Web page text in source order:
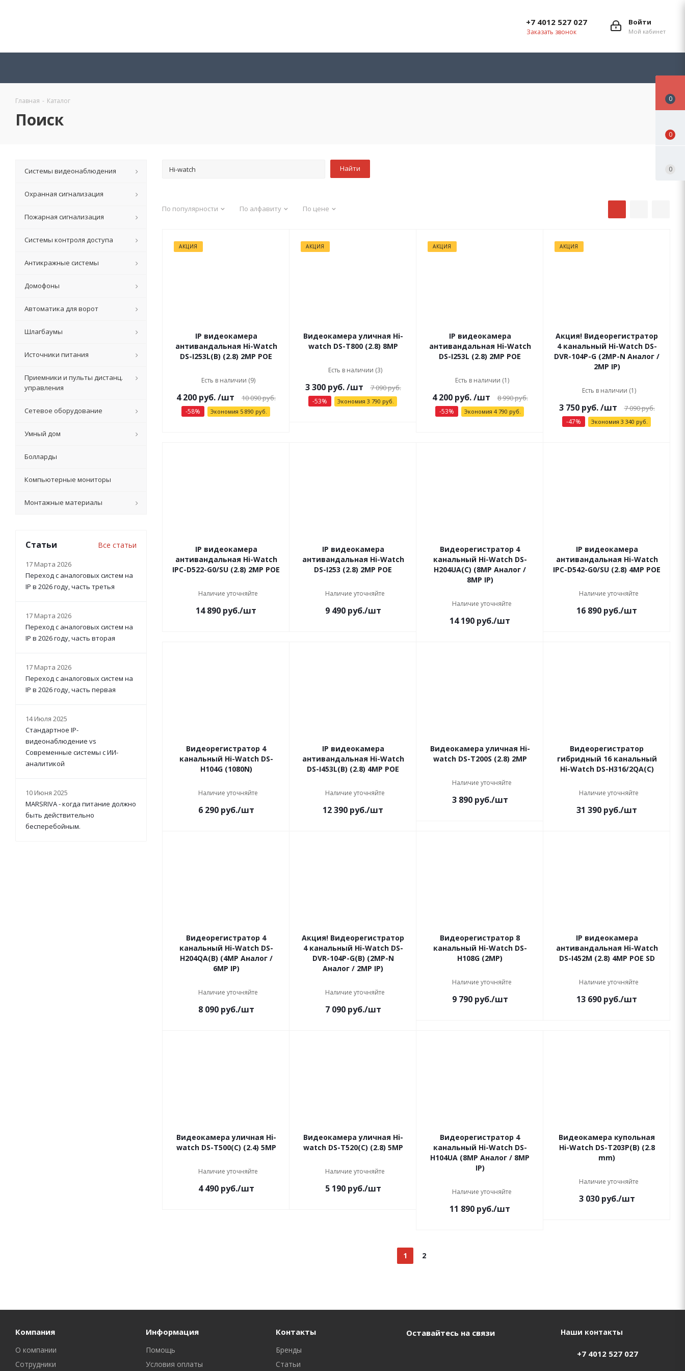
Войти
Мой кабинет
+7 4012 527 027
Заказать звонок
Главная - Каталог
Поиск
По популярности По алфавиту По цене
АКЦИЯ
IP видеокамера
антивандальная Hi-Watch
DS-I253L(B) (2.8) 2МР РОЕ
Есть в наличии (9)
4 200 руб./шт 10 090руб.
-58% Экономия 5 890 руб.
АКЦИЯ
Видеокамера уличная Hi-
watch DS-T800 (2.8) 8МР
Есть в наличии (3)
3 300руб. /шт 7 090руб.
-53% Экономия 3 790 руб.
АКЦИЯ
IP видеокамера
антивандальная Hi-Watch
DS-I253L (2.8) 2МР РОЕ
Есть в наличии (1)
4 200руб. /шт 8 990руб.
-53% Экономия 4 790 руб.
АКЦИЯ
Акция! Видеорегистратор
4 канальный Hi-Watch DS-
DVR-104P-G (2MP-N Аналог /
2MP IP)
Есть в наличии (1)
3 750руб. /шт 7 090руб.
-47% Экономия 3 340 руб.
IP видеокамера
антивандальная Hi-Watch
IPC-D522-G0/SU (2.8) 2МР РОЕ
Наличие уточняйте
14 890 руб./шт
IP видеокамера
антивандальная Hi-Watch
DS-I253 (2.8) 2МР РОЕ
Наличие уточняйте
9 490руб./шт
Видеорегистратор 4
канальный Hi-Watch DS-
H204UA(C) (8MP Аналог /
8MP IP)
Наличие уточняйте
14 190 руб./шт
IP видеокамера
антивандальная Hi-Watch
IPC-D542-G0/SU (2.8) 4МР РОЕ
Наличие уточняйте
16 890 руб./шт
Видеорегистратор 4
канальный Hi-Watch DS-
H104G (1080N)
Наличие уточняйте
6 290руб./шт
IP видеокамера
антивандальная Hi-Watch
DS-I453L(B) (2.8) 4МР РОЕ
Наличие уточняйте
12 390 руб./шт
Видеокамера уличная Hi-
watch DS-T200S (2.8) 2MP
Наличие уточняйте
3 890руб./шт
Видеорегистратор
гибридный 16 канальный
Hi-Watch DS-H316/2QA(C)
Наличие уточняйте
31 390 руб./шт
Видеорегистратор 4
канальный Hi-Watch DS-
H204QA(B) (4MP Аналог /
6MP IP)
Наличие уточняйте
8 090руб./шт
Акция! Видеорегистратор
4 канальный Hi-Watch DS-
DVR-104P-G(B) (2MP-N
Аналог / 2MP IP)
Наличие уточняйте
7 090руб./шт
Видеорегистратор 8
канальный Hi-Watch DS-
H108G (2MP)
Наличие уточняйте
9 790руб./шт
IP видеокамера
антивандальная Hi-Watch
DS-I452M (2.8) 4МР РОЕ SD
Наличие уточняйте
13 690 руб./шт
Видеокамера уличная Hi-
watch DS-T500(С) (2.4) 5MP
Наличие уточняйте
4 490руб./шт
Видеокамера уличная Hi-
watch DS-T520(С) (2.8) 5MP
Наличие уточняйте
5 190руб./шт
Видеорегистратор 4
канальный Hi-Watch DS-
H104UА (8MP Аналог / 8MP
IP)
Наличие уточняйте
11 890 руб./шт
Видеокамера купольная
Hi-Watch DS-T203P(B) (2.8
mm)
Наличие уточняйте
3 030руб./шт
1 2
Системы видеонаблюдения
Охранная сигнализация
Пожарная сигнализация
Системы контроля доступа
Антикражные системы
Домофоны
Автоматика для ворот
Шлагбаумы
Источники питания
Приемники и пульты дистанц.
управления
Сетевое оборудование
Умный дом
Болларды
Компьютерные мониторы
Монтажные материалы
Статьи Все статьи
17 Марта 2026
Переход с аналоговых систем на
IP в 2026 году, часть третья
17 Марта 2026
Переход с аналоговых систем на
IP в 2026 году, часть вторая
17 Марта 2026
Переход с аналоговых систем на
IP в 2026 году, часть первая
14 Июля 2025
Стандартное IP-
видеонаблюдение vs
Современные системы с ИИ-
аналитикой
10 Июня 2025
MARSRIVA - когда питание должно
быть действительно
бесперебойным.
Компания
О компании
Сотрудники
Информация
Помощь
Условия оплаты
Контакты
Бренды
Статьи
Оставайтесь на связи Наши контакты
+7 4012 527 027
0
0
0